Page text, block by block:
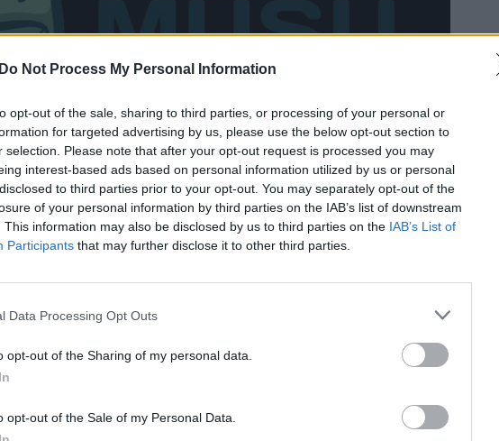
Do Not Process My Personal Information
opt-out of the sale, sharing to third parties, or processing of your personal or
for targeted advertising by us, please use the below opt-out section to
selection. Please note that after your opt-out request is processed you may
interest-based ads based on personal information utilized by us or personal
to third parties prior to your opt-out. You may separately opt-out of the
of your personal information by third parties on the IAB’s list of downstream
This information may also be disclosed by us to third parties on the IAB’s List of
Participants that may further disclose it to other third parties.
Data Processing Opt Outs
opt-out of the Sharing of my personal data.
opt-out of the Sale of my Personal Data.
2021-05-23
Mūsų gyvūnai
Mūsų gyvūnai 2021-05-16
00:23:47
2021-05-02 00:21:27